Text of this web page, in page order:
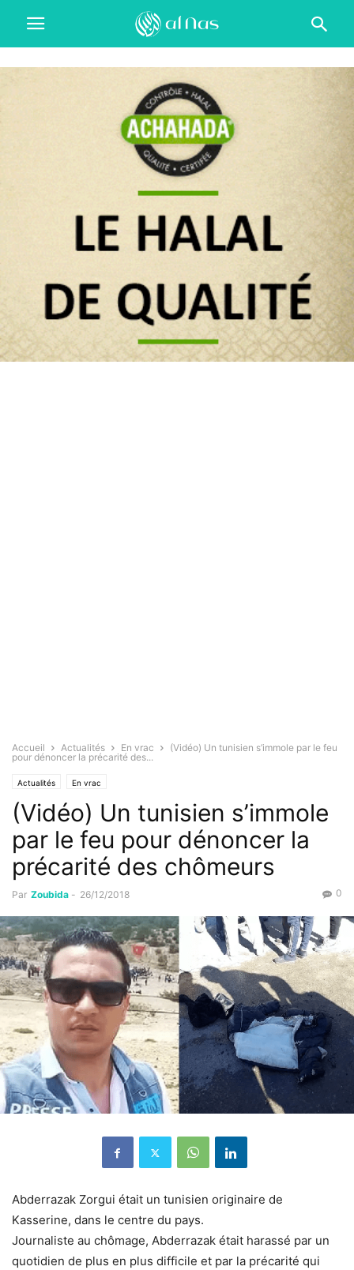
Accueil Actualités En vrac
(Vidéo) Un tunisien s’immole par le feu
pour dénoncer la précarité des...
Actualités En vrac
(Vidéo) Un tunisien s’immole
par le feu pour dénoncer la
précarité des chômeurs
Par Zoubida - 26/12/2018 0
Abderrazak Zorgui était un tunisien originaire de
Kasserine, dans le centre du pays.
Journaliste au chômage, Abderrazak était harassé par un
quotidien de plus en plus difficile et par la précarité qui